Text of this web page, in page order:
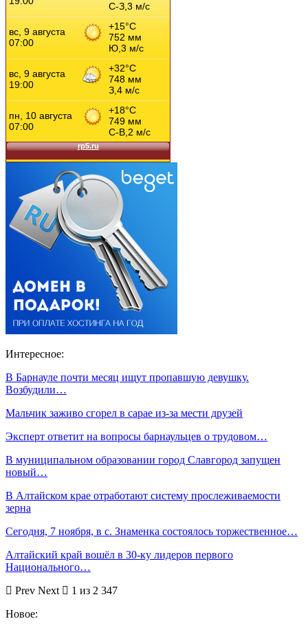
Интересное:
В Барнауле почти месяц ищут пропавшую девушку.
Возбудили…
Мальчик заживо сгорел в сарае из-за мести друзей
Эксперт ответит на вопросы барнаульцев о трудовом…
В муниципальном образовании город Славгород запущен
новый…
В Алтайском крае отработают систему прослеживаемости
зерна
Сегодня, 7 ноября, в с. Знаменка состоялось торжественное…
Алтайский край вошёл в 30-ку лидеров первого
Национального…
Prev Next
1 из 2 347
Новое: